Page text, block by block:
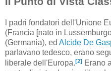
I padri fondatori dell'Unione
(Francia [nato in
(Germania), ed Alcide De
parlavano tedesco, erano
liberale dell'Europa.[2] Erano